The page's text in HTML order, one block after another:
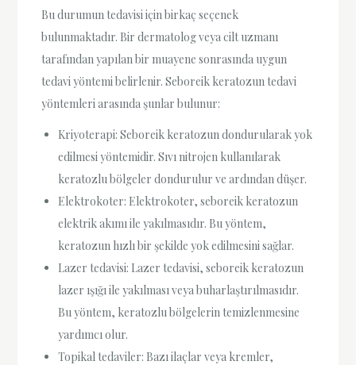
Bu durumun tedavisi için birkaç seçenek
bulunmaktadır. Bir dermatolog veya cilt uzmanı
tarafından yapılan bir muayene sonrasında uygun
tedavi yöntemi belirlenir. Seboreik keratozun tedavi
yöntemleri arasında şunlar bulunur:
Kriyoterapi: Seboreik keratozun dondurularak yok
edilmesi yöntemidir. Sıvı nitrojen kullanılarak
keratozlu bölgeler dondurulur ve ardından düşer.
Elektrokoter: Elektrokoter, seboreik keratozun
elektrik akımı ile yakılmasıdır. Bu yöntem,
keratozun hızlı bir şekilde yok edilmesini sağlar.
Lazer tedavisi: Lazer tedavisi, seboreik keratozun
lazer ışığı ile yakılması veya buharlaştırılmasıdır.
Bu yöntem, keratozlu bölgelerin temizlenmesine
yardımcı olur.
Topikal tedaviler: Bazı ilaçlar veya kremler,